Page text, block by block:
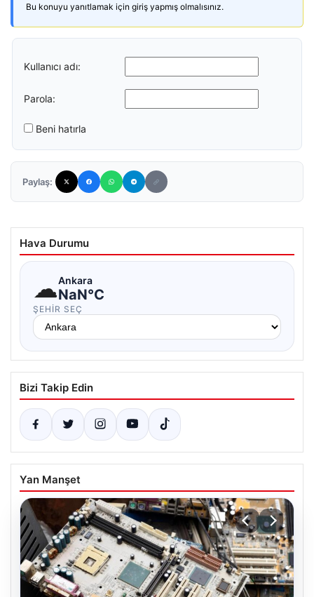
Bu konuyu yanıtlamak için giriş yapmış olmalısınız.
Kullanıcı adı:
Parola:
Beni hatırla
Paylaş:
Hava Durumu
☁Ankara
NaN°C
ŞEHIR SEÇ
Bizi Takip Edin
Yan Manşet